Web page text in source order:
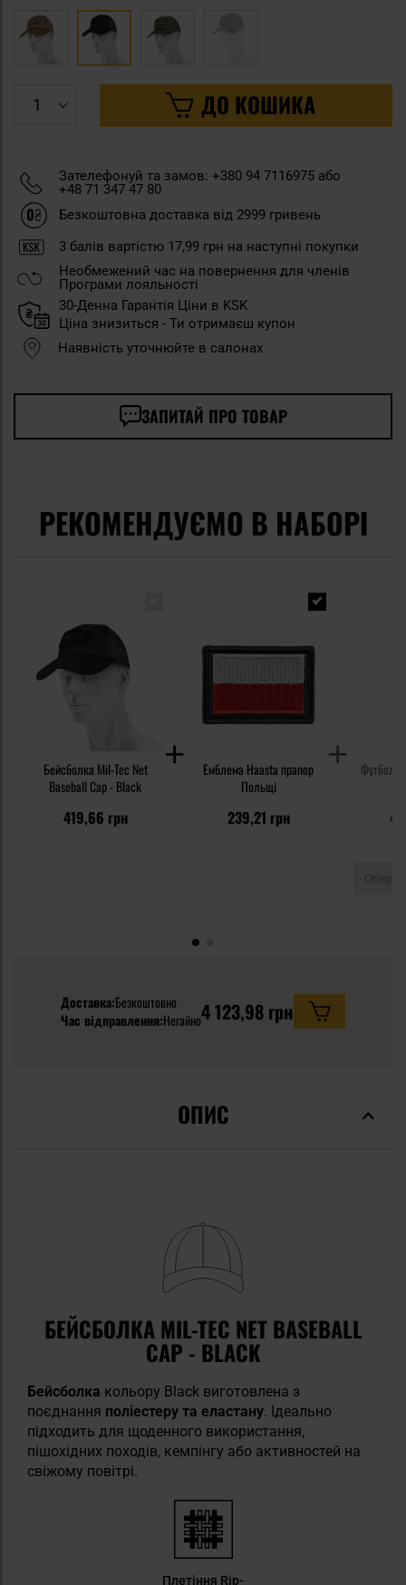
ДО КОШИКА
Зателефонуй та замов: +380 94 7116975 або
+48 71 347 47 80
Безкоштовна доставка від 2999 гривень
3 балів вартістю 17,99 грн на наступні покупки
Необмежений час на повернення для членів
Програми лояльності
30-Денна Гарантія Ціни в KSK
Ціна знизиться - Ти отримаєш купон
Наявність уточнюйте в салонах
ЗАПИТАЙ ПРО ТОВАР
РЕКОМЕНДУЄМО В НАБОРІ
Бейсболка Mil-Tec Net
Baseball Cap - Black
419,66 грн
Емблема Haasta прапор
Польщі
239,21 грн
Доставка:Безкоштовно
Час відправлення:Негайно4 123,98 грн
ОПИС
БЕЙСБОЛКА MIL-TEC NET BASEBALL
CAP - BLACK
Бейсболка кольору Black виготовлена з
поєднання поліестеру та еластану. Ідеально
підходить для щоденного використання,
пішохідних походів, кемпінгу або активностей на
свіжому повітрі.
Плетіння Rip-